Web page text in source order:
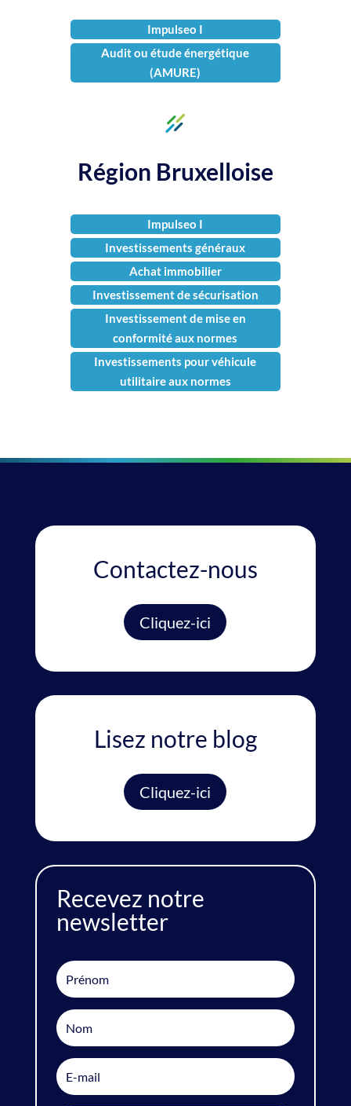
Impulseo I
Audit ou étude énergétique
(AMURE)
Région Bruxelloise
Impulseo I
Investissements généraux
Achat immobilier
Investissement de sécurisation
Investissement de mise en
conformité aux normes
Investissements pour véhicule
utilitaire aux normes
Contactez-nous
Cliquez-ici
Lisez notre blog
Cliquez-ici
Recevez notre
newsletter